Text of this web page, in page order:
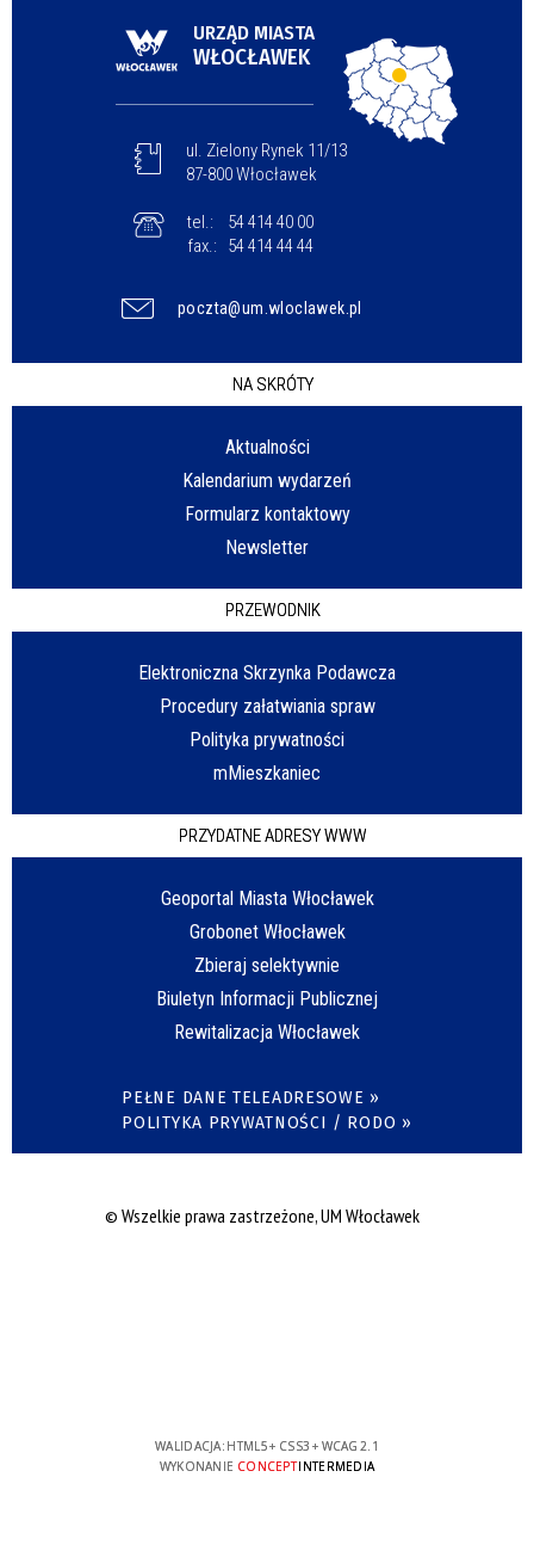
URZĄD MIASTA
WŁOCŁAWEK
ul. Zielony Rynek 11/13
87-800 Włocławek
tel.:
54 414 40 00
fax.:
54 414 44 44
poczta@um.wloclawek.pl
NA SKRÓTY
Aktualności
Kalendarium wydarzeń
Formularz kontaktowy
Newsletter
PRZEWODNIK
Elektroniczna Skrzynka Podawcza
Procedury załatwiania spraw
Polityka prywatności
mMieszkaniec
PRZYDATNE ADRESY WWW
Geoportal Miasta Włocławek
Grobonet Włocławek
Zbieraj selektywnie
Biuletyn Informacji Publicznej
Rewitalizacja Włocławek
PEŁNE DANE TELEADRESOWE »
POLITYKA PRYWATNOŚCI / RODO »
© Wszelkie prawa zastrzeżone, UM Włocławek
WALIDACJA: HTML5+ CSS3 + WCAG 2.1
WYKONANIE CONCEPTINTERMEDIA